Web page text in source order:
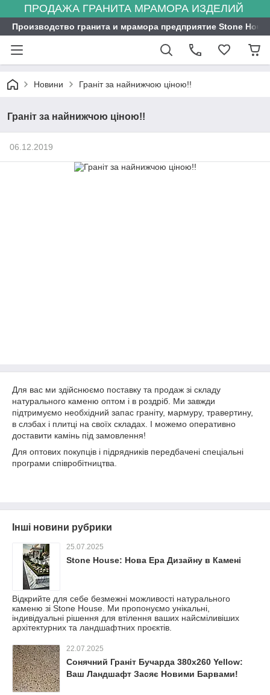
ПРОДАЖА ГРАНИТА МРАМОРА ИЗДЕЛИЙ
Производство гранита и мрамора предприятие Stone
Новини Граніт за найнижчою ціною!!
Граніт за найнижчою ціною!!
06.12.2019
Для вас ми здійснюємо поставку та продаж зі складу
натурального каменю оптом і в роздріб. Ми завжди
підтримуємо необхідний запас граніту, мармуру, травертину,
в слэбах і плитці на своїх складах. І можемо оперативно
доставити камінь під замовлення!
Для оптових покупців і підрядників передбачені спеціальні
програми співробітництва.
Інші новини рубрики
25.07.2025
Stone House: Нова Ера Дизайну в Камені
Відкрийте для себе безмежні можливості натурального
каменю зі Stone House. Ми пропонуємо унікальні,
індивідуальні рішення для втілення ваших найсміливіших
архітектурних та ландшафтних проєктів.
22.07.2025
Сонячний Граніт Бучарда 380х260 Yellow:
Ваш Ландшафт Засяє Новими Барвами!